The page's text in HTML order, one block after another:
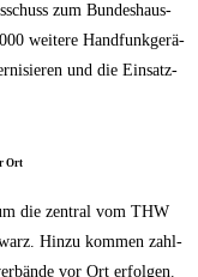
zum Bun­des­haus­
wei­te­re Hand­funk­ge­rä­
und die Ein­satz­
Ort
die zen­tral vom THW
Hin­zu kom­men zahl­
vor Ort erfolgen.